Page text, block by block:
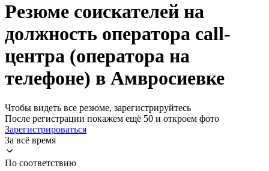
Резюме соискателей на
должность оператора call-
центра (оператора на
телефоне) в Амвросиевке
Чтобы видеть все резюме, зарегистрируйтесь
После регистрации покажем ещё 50 и откроем фото
Зарегистрироваться
За всё время
По соответствию